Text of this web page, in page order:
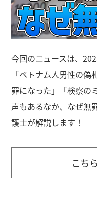
今回のニュースは、
「ベトナム人男性の
罪になった」「検察の
声もあるなか、なぜ無
護士が解説します！
こち